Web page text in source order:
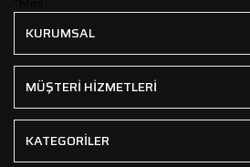
KURUMSAL
MÜŞTERİ HİZMETLERİ
KATEGORİLER